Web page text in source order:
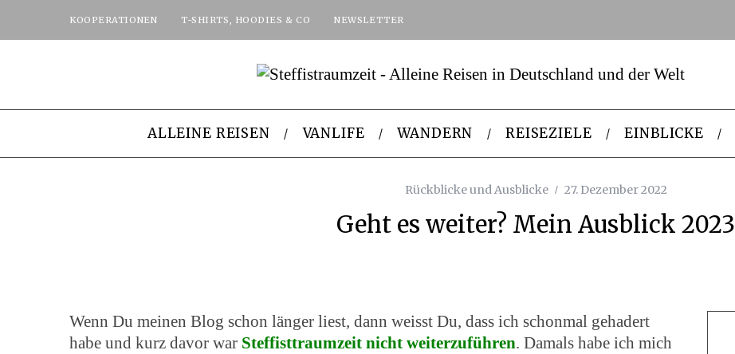
KOOPERATIONEN T-SHIRTS, HOODIES & CO NEWSLETTER
ALLEINE REISEN VANLIFE WANDERN REISEZIELE EINBLICKE
Rückblicke und Ausblicke 27. Dezember 2022
Geht es weiter? Mein Ausblick 2023
Wenn Du meinen Blog schon länger liest, dann weisst Du, dass ich schonmal gehadert
habe und kurz davor war Steffisttraumzeit nicht weiterzuführen. Damals habe ich mich